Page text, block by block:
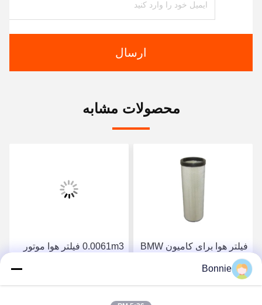
ارسال
محصولات مشابه
فیلتر هوا برای کامیون BMW
برای مرسدس بنز پورشه
4355MK-01
بهترین قیمت رو بدست
0.0061m3 فیلتر هوا موتور
Bonnie